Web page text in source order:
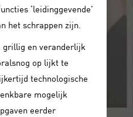
‘leidinggevende’
het schrappen zijn.
grillig en veranderlijk
op lijkt te
technologische
mogelijk
eerder